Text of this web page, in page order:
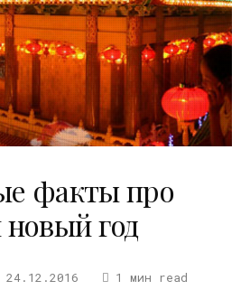
факты про
год
24.12.2016 1 мин read